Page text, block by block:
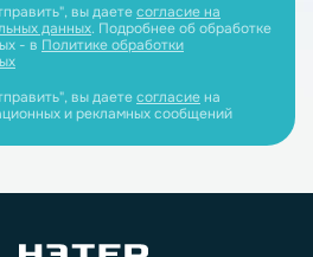
вы даетесогласие на
данных. Подробнее об обработке
- в Политике обработки
вы даетесогласиена
и рекламных сообщений